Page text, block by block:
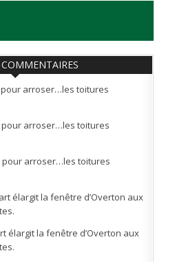
pour arroser…les toitures
pour arroser…les toitures
pour arroser…les toitures
élargit la fenêtre d’Overton aux
élargit la fenêtre d’Overton aux